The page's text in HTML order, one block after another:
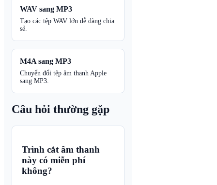
WAV sang MP3
Tạo các tệp WAV lớn dễ dàng chia
sẻ.
M4A sang MP3
Chuyển đổi tệp âm thanh Apple
sang MP3.
Câu hỏi thường gặp
Trình cắt âm thanh
này có miễn phí
không?